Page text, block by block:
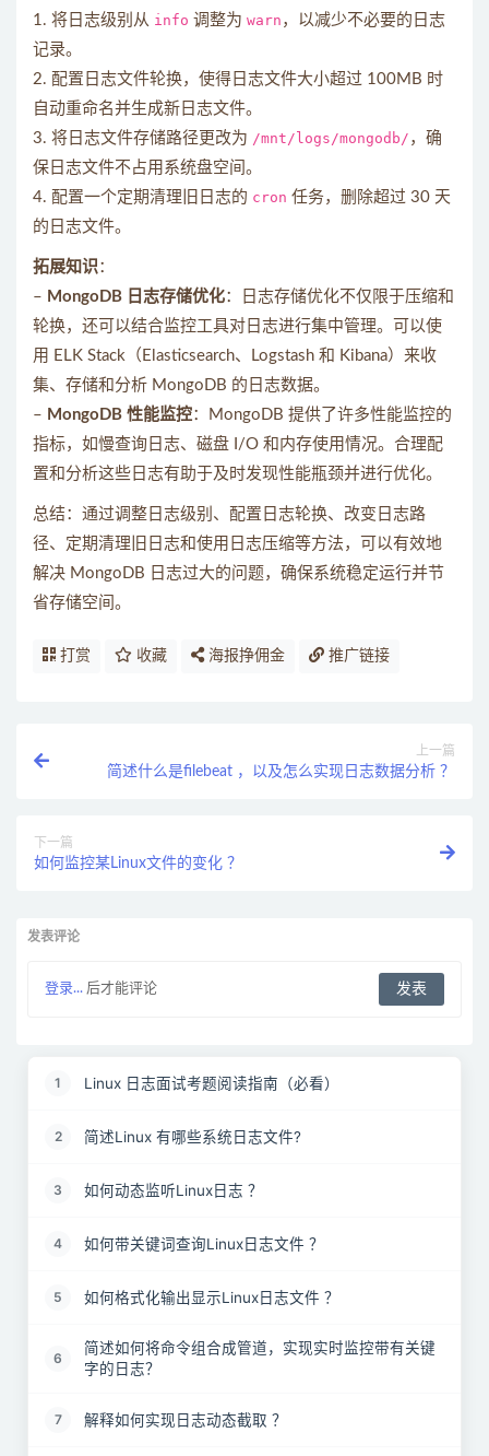
1. 将日志级别从 info 调整为 warn ，以减少不必要的日志
记录。
2. 配置日志文件轮换，使得日志文件大小超过 100MB 时
自动重命名并生成新日志文件。
3. 将日志文件存储路径更改为 /mnt/logs/mongodb/ ，确
保日志文件不占用系统盘空间。
4. 配置一个定期清理旧日志的 cron 任务，删除超过 30 天
的日志文件。
拓展知识：
– MongoDB 日志存储优化：日志存储优化不仅限于压缩和
轮换，还可以结合监控工具对日志进行集中管理。可以使
用 ELK Stack（Elasticsearch、Logstash 和 Kibana）来收
集、存储和分析 MongoDB 的日志数据。
– MongoDB 性能监控：MongoDB 提供了许多性能监控的
指标，如慢查询日志、磁盘 I/O 和内存使用情况。合理配
置和分析这些日志有助于及时发现性能瓶颈并进行优化。
总结：通过调整日志级别、配置日志轮换、改变日志路
径、定期清理旧日志和使用日志压缩等方法，可以有效地
解决 MongoDB 日志过大的问题，确保系统稳定运行并节
省存储空间。
打赏 收藏 海报挣佣金 推广链接
上一篇
简述什么是filebeat ，以及怎么实现日志数据分析 ？
下一篇
如何监控某Linux文件的变化 ？
发表评论
登录... 后才能评论
1 Linux 日志面试考题阅读指南（必看）
2 简述Linux 有哪些系统日志文件?
3 如何动态监听Linux日志 ？
4 如何带关键词查询Linux日志文件 ？
5 如何格式化输出显示Linux日志文件 ？
6
简述如何将命令组合成管道，实现实时监控带有关键
字的日志？
7 解释如何实现日志动态截取 ？